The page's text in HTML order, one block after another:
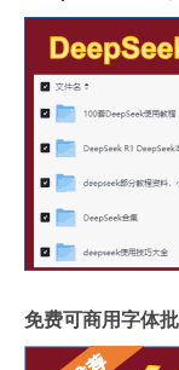
免费可商用字体